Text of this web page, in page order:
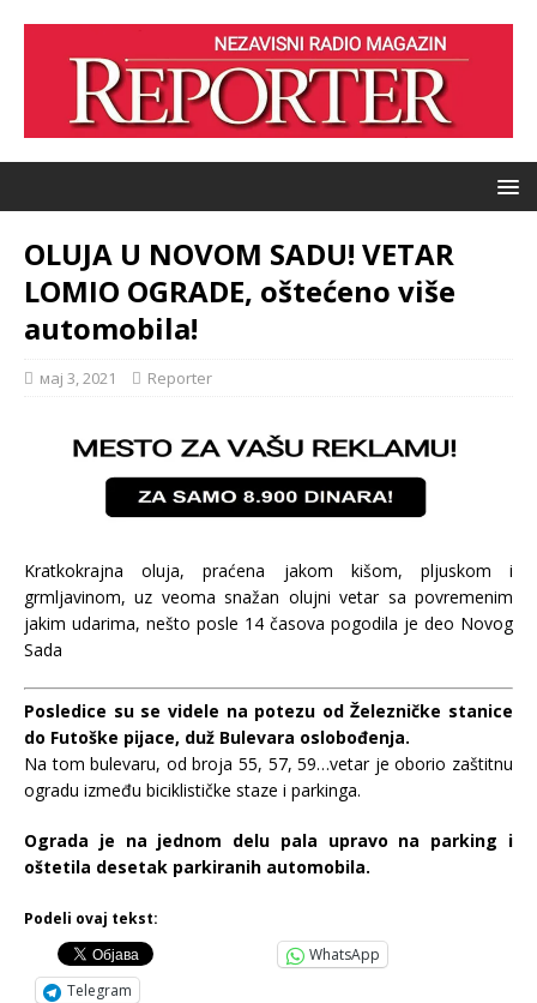
OLUJA U NOVOM SADU! VETAR
LOMIO OGRADE, oštećeno više
automobila!
мај 3, 2021 Reporter
Kratkokrajna oluja, praćena jakom kišom, pljuskom i
grmljavinom, uz veoma snažan olujni vetar sa povremenim
jakim udarima, nešto posle 14 časova pogodila je deo Novog
Sada
Posledice su se videle na potezu od Železničke stanice
do Futoške pijace, duž Bulevara oslobođenja.
Na tom bulevaru, od broja 55, 57, 59…vetar je oborio zaštitnu
ogradu između biciklističke staze i parkinga.
Ograda je na jednom delu pala upravo na parking i
oštetila desetak parkiranih automobila.
Podeli ovaj tekst:
WhatsApp
Telegram